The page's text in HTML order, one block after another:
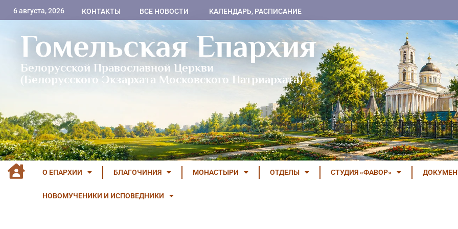
6 августа, 2026 КОНТАКТЫ ВСЕ НОВОСТИ КАЛЕНДАРЬ, РАСПИСАНИЕ
Гомельская Епархия
Белорусской Православной Церкви
(Белорусского Экзархата Московского Патриархата)
О ЕПАРХИИ БЛАГОЧИНИЯ МОНАСТЫРИ ОТДЕЛЫ СТУДИЯ «ФАВОР»
НОВОМУЧЕНИКИ И ИСПОВЕДНИКИ